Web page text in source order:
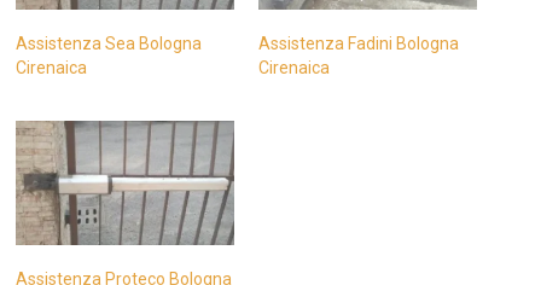
Assistenza Sea Bologna
Cirenaica
Assistenza Fadini Bologna
Cirenaica
Assistenza Proteco Bologna